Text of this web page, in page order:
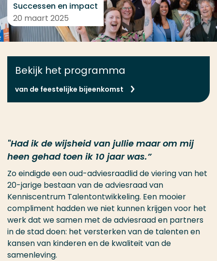
Successen en impact
20 maart 2025
Bekijk het programma
van de feestelijke bijeenkomst
"Had ik de wijsheid van jullie maar om mij
heen gehad toen ik 10 jaar was.”
Zo eindigde een oud-adviesraadlid de viering van het
20-jarige bestaan van de adviesraad van
Kenniscentrum Talentontwikkeling. Een mooier
compliment hadden we niet kunnen krijgen voor het
werk dat we samen met de adviesraad en partners
in de stad doen: het versterken van de talenten en
kansen van kinderen en de kwaliteit van de
samenleving.